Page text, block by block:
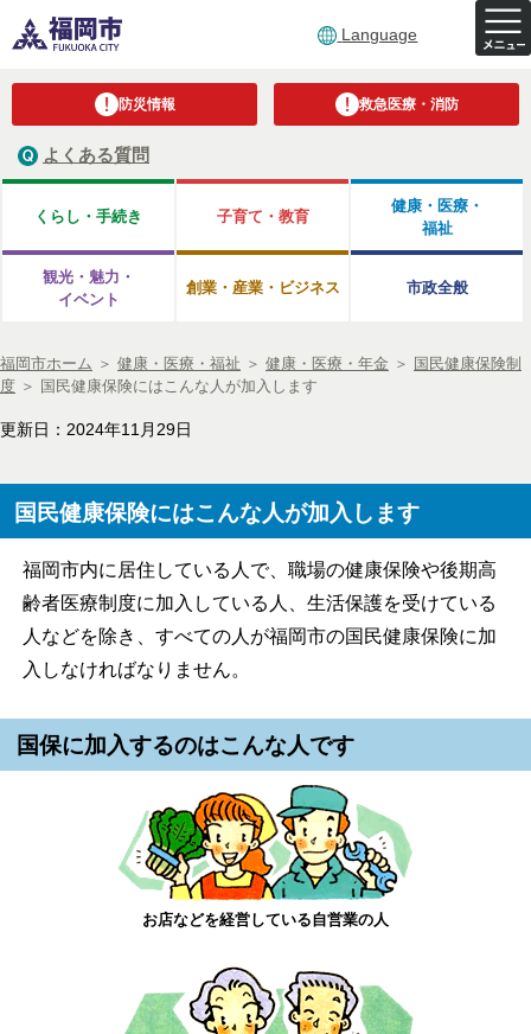
Language
防災情報 救急医療・消防
よくある質問
くらし・手続き 子育て・教育
健康・医療・
福祉
観光・魅力・
イベント
創業・産業・ビジネス 市政全般
福岡市ホーム ＞ 健康・医療・福祉 ＞ 健康・医療・年金 ＞ 国民健康保険制
度 ＞ 国民健康保険にはこんな人が加入します
更新日：2024年11月29日
国民健康保険にはこんな人が加入します
福岡市内に居住している人で、職場の健康保険や後期高
齢者医療制度に加入している人、生活保護を受けている
人などを除き、すべての人が福岡市の国民健康保険に加
入しなければなりません。
国保に加入するのはこんな人です
お店などを経営している自営業の人